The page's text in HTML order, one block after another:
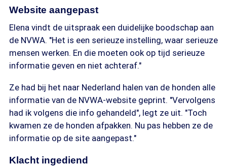
Website aangepast
Elena vindt de uitspraak een duidelijke boodschap aan
de NVWA. "Het is een serieuze instelling, waar serieuze
mensen werken. En die moeten ook op tijd serieuze
informatie geven en niet achteraf."
Ze had bij het naar Nederland halen van de honden alle
informatie van de NVWA-website geprint. "Vervolgens
had ik volgens die info gehandeld", legt ze uit. "Toch
kwamen ze de honden afpakken. Nu pas hebben ze de
informatie op de site aangepast."
Klacht ingediend